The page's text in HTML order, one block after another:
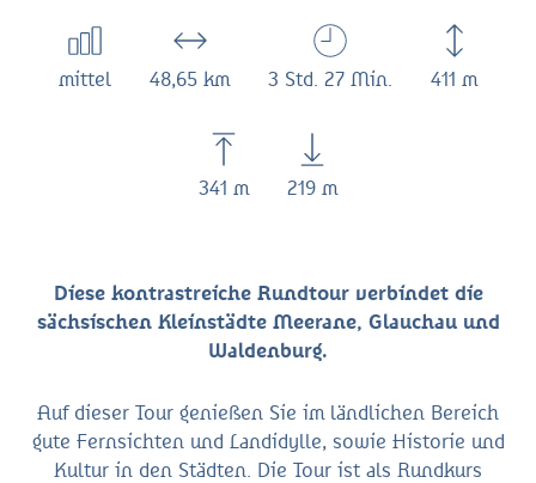
mittel 48,65 km 3 Std. 27 Min. 411 m
341 m 219 m
Diese kontrastreiche Rundtour verbindet die
sächsischen Kleinstädte Meerane, Glauchau und
Waldenburg.
Auf dieser Tour genießen Sie im ländlichen Bereich
gute Fernsichten und Landidylle, sowie Historie und
Kultur in den Städten. Die Tour ist als Rundkurs